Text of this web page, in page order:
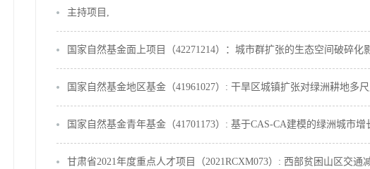
主持项目,
国家自然基金面上项目（42271214）：城市群扩张的生态空间破碎
国家自然基金地区基金（41961027）: 干旱区城镇扩张对绿洲耕地多
国家自然基金青年基金（41701173）: 基于CAS-CA建模的绿洲城市
甘肃省2021年度重点人才项目（2021RCXM073）: 西部贫困山区交